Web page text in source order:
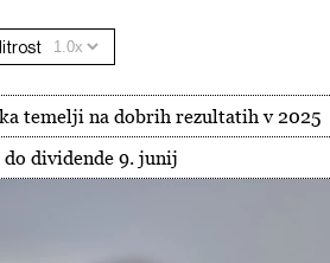
temelji na dobrih rezultatih v 2025
dividende 9. junij